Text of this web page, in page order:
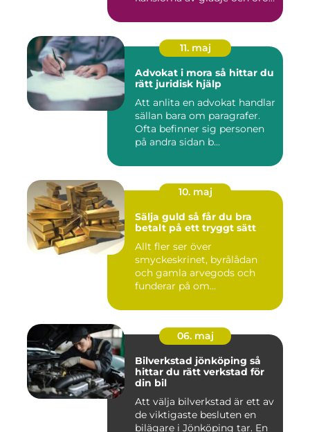
11. maj
Advokat i mora så hittar du
rätt juridisk hjälp
Att anlita en advokat handlar
sällan bara om paragrafer.
Ofta befinner sig personen
på andra sidan b...
10. maj
Sälja guld så får du bra
betalt på ett tryggt sätt
Allt fler ser över
smyckeskrinet, byrålådan
och gamla arvegods och
funderar på om
06. maj
Bilverkstad jönköping så
hittar du rätt verkstad för
din bil
Att välja bilverkstad är ett av
de viktigaste besluten en
bilägare i Jönköping tar. En